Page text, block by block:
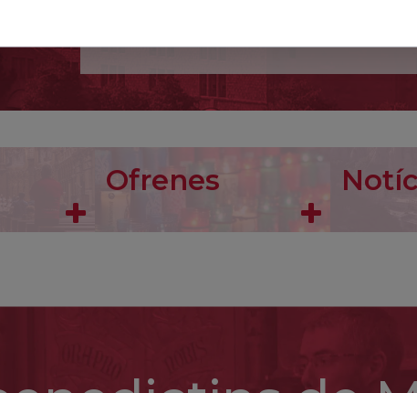
Convertida al catolicisme, anys després
a Holanda, amb la seva germana Rosa. El 1939
escollit amb alegria i en total submissió a la seva
Durant l’ocupació d’Holanda per les tropes
de Westerbork, i morí el 9 d’agost del 1942 a les
a la passió de Crist. Participar en aquesta passió
1999 declarada copatrona d’Europa.
abat de Santa Maria de Florència, deixà aviat
per retornar al seu primer monestir, però poc
Ofrenes